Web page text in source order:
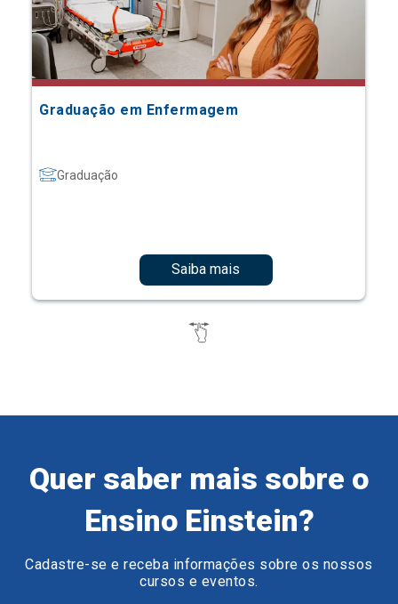
Graduação em Enfermagem
Graduação
Saiba mais
Quer saber mais sobre o
Ensino Einstein?
Cadastre-se e receba informações sobre os nossos
cursos e eventos.